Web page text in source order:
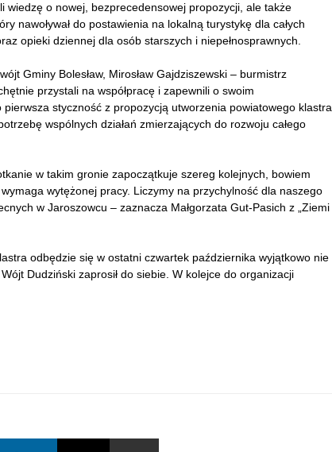
wiedzę o nowej, bezprecedensowej propozycji, ale także
nawoływał do postawienia na lokalną turystykę dla całych
opieki dziennej dla osób starszych i niepełnosprawnych.
Gminy Bolesław, Mirosław Gajdziszewski – burmistrz
przystali na współpracę i zapewnili o swoim
styczność z propozycją utworzenia powiatowego klastra,
wspólnych działań zmierzających do rozwoju całego
w takim gronie zapoczątkuje szereg kolejnych, bowiem
wytężonej pracy. Liczymy na przychylność dla naszego
w Jaroszowcu – zaznacza Małgorzata Gut-Pasich z „Ziemi
odbędzie się w ostatni czwartek października wyjątkowo nie
Dudziński zaprosił do siebie. W kolejce do organizacji